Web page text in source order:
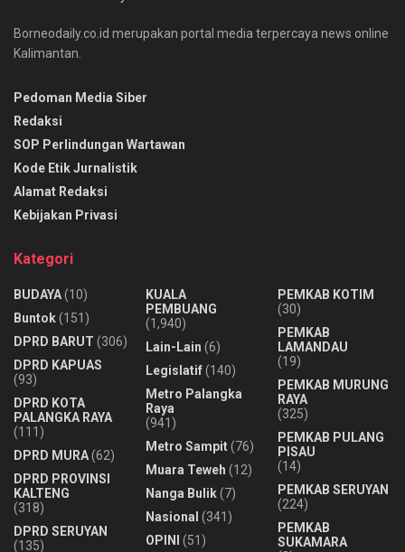
Borneodaily.co.id merupakan portal media terpercaya news online
Kalimantan.
Pedoman Media Siber
Redaksi
SOP Perlindungan Wartawan
Kode Etik Jurnalistik
Alamat Redaksi
Kebijakan Privasi
Kategori
BUDAYA(10)
Buntok(151)
DPRD BARUT (306)
DPRD KAPUAS
(93)
DPRD KOTA
PALANGKA RAYA
(111)
DPRD MURA(62)
DPRD PROVINSI
KALTENG
(318)
DPRD SERUYAN
(135)
KUALA
PEMBUANG
(1,940)
Lain-Lain (6)
Legislatif(140)
Metro Palangka
Raya
(941)
Metro Sampit(76)
Muara Teweh (12)
Nanga Bulik(7)
Nasional (341)
OPINI
(51)
PEMKAB KOTIM
(30)
PEMKAB
LAMANDAU
(19)
PEMKAB MURUNG
RAYA
(325)
PEMKAB PULANG
PISAU
(14)
PEMKAB SERUYAN
(224)
PEMKAB
SUKAMARA